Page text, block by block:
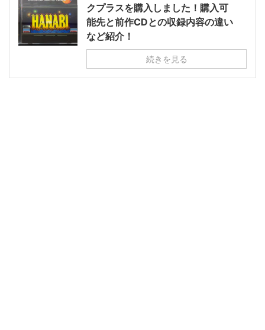
クプラスを購入しました！購入可
能先と前作CDとの収録内容の違い
など紹介！
続きを見る